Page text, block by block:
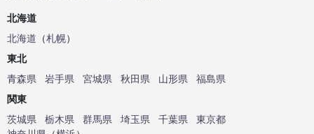
北海道
北海道 （札幌）
東北
青森県
岩手県 宮城県 秋田県 山形県
福島県
関東
茨城県
栃木県 群馬県 埼玉県 千葉県
東京都